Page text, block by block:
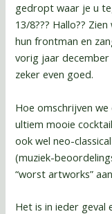
gedropt waar je u
13/8??? Hallo??
hun frontman en
vorig jaar december
zeker even goed.
Hoe omschrijven we
ultiem mooie
ook wel neo-
(muziek-
“worst artworks”
Het is in ieder geval